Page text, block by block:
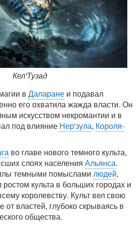
Кел'Тузад
в Даларане и подавал
его охватила жажда власти. Он
искусством некромантии и в
под влияние Нер'зула, Короля-
во главе нового темного культа,
слоях населения Альянса.
темными помыслами людей,
культа в больших городах и
королевству. Культ вел свою
от властей, глубоко скрываясь в
общества.